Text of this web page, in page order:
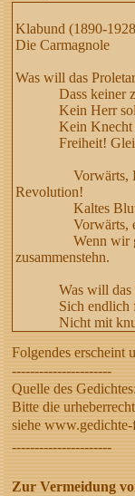
Folgendes erscheint
----------------------
Quelle des
Bitte die
siehe
----------------------
Zur Vermeidung